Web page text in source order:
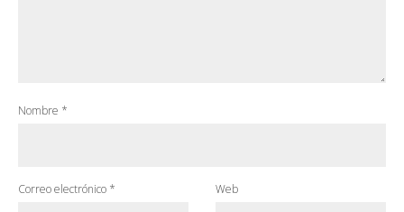
Nombre *
Correo electrónico * Web